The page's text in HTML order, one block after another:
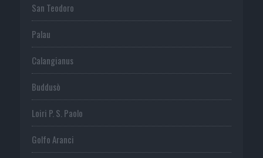
San Teodoro
Palau
Calangianus
Buddusò
Loiri P. S. Paolo
Golfo Aranci